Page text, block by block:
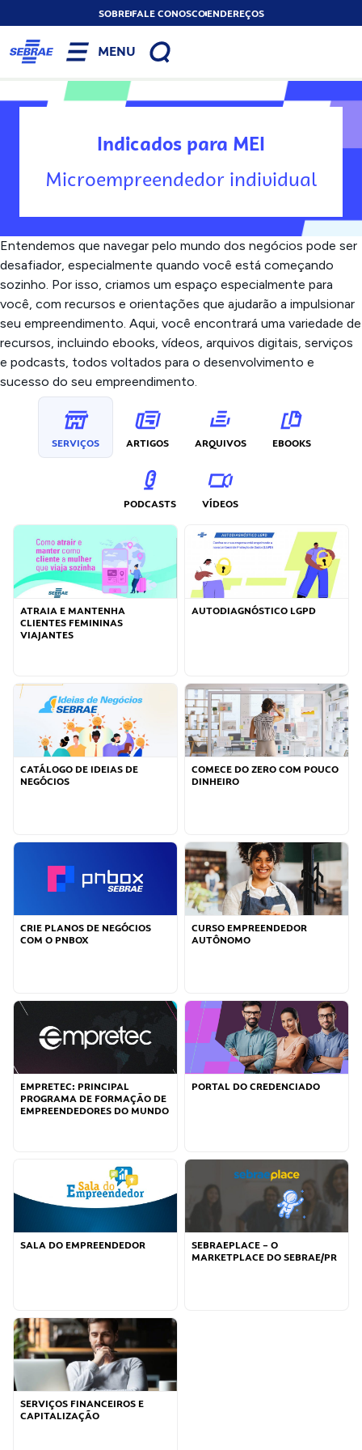
SOBREFALE CONOSCOENDEREÇOS
MENU
Indicados para MEI
Microempreendedor individual
Entendemos que navegar pelo mundo dos negócios pode ser
desafiador, especialmente quando você está começando
sozinho. Por isso, criamos um espaço especialmente para
você, com recursos e orientações que ajudarão a impulsionar
seu empreendimento. Aqui, você encontrará uma variedade de
recursos, incluindo ebooks, vídeos, arquivos digitais, serviços
e podcasts, todos voltados para o desenvolvimento e
sucesso do seu empreendimento.
SERVIÇOS ARTIGOS ARQUIVOS EBOOKS
PODCASTS VÍDEOS
ATRAIA E MANTENHA
CLIENTES FEMININAS
VIAJANTES
AUTODIAGNÓSTICO LGPD
CATÁLOGO DE IDEIAS DE
NEGÓCIOS
COMECE DO ZERO COM POUCO
DINHEIRO
CRIE PLANOS DE NEGÓCIOS
COM O PNBOX
CURSO EMPREENDEDOR
AUTÔNOMO
EMPRETEC: PRINCIPAL
PROGRAMA DE FORMAÇÃO DE
EMPREENDEDORES DO MUNDO
PORTAL DO CREDENCIADO
SALA DO EMPREENDEDOR
SEBRAEPLACE – O
MARKETPLACE DO SEBRAE/PR
SERVIÇOS FINANCEIROS E
CAPITALIZAÇÃO